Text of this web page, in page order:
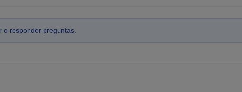
o responder preguntas.